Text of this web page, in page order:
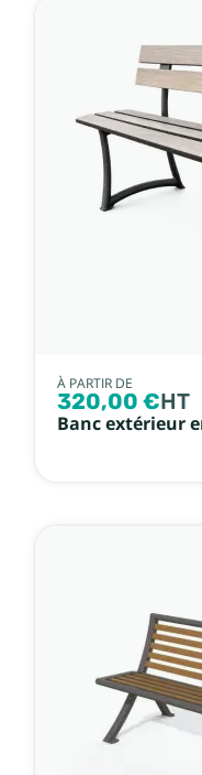
À PARTIR DE
320,00 €HT
Banc extérieur